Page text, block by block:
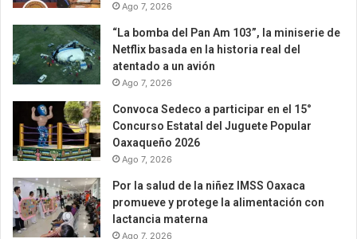
Ago 7, 2026
“La bomba del Pan Am 103”, la miniserie de
Netflix basada en la historia real del
atentado a un avión
Ago 7, 2026
Convoca Sedeco a participar en el 15°
Concurso Estatal del Juguete Popular
Oaxaqueño 2026
Ago 7, 2026
Por la salud de la niñez IMSS Oaxaca
promueve y protege la alimentación con
lactancia materna
Ago 7, 2026